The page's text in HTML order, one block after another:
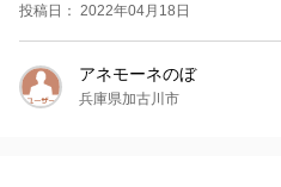
投稿日： 2022年04月18日
アネモーネのぼ
兵庫県加古川市